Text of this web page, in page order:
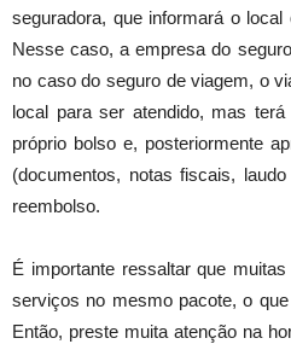
seguradora, que informará o
Nesse caso, a empresa do
no caso do seguro de viagem, o
local para ser atendido, mas
próprio bolso e, posteriormente
(documentos, notas fiscais,
reembolso.
É importante ressaltar que
serviços no mesmo pacote, o
Então, preste muita atenção na